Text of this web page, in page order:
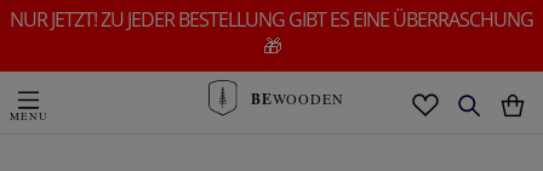
NUR JETZT! ZU JEDER BESTELLUNG GIBT ES EINE ÜBERRASCHUNG
🎁
BEWOODEN